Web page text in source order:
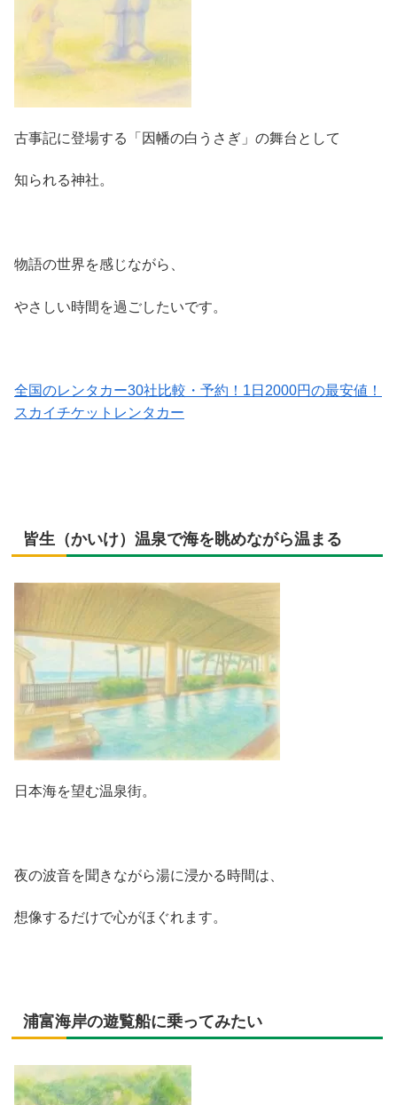
古事記に登場する「因幡の白うさぎ」の舞台として
知られる神社。
物語の世界を感じながら、
やさしい時間を過ごしたいです。
全国のレンタカー30社比較・予約！1日2000円の最安値！
スカイチケットレンタカー
皆生（かいけ）温泉で海を眺めながら温まる
日本海を望む温泉街。
夜の波音を聞きながら湯に浸かる時間は、
想像するだけで心がほぐれます。
浦富海岸の遊覧船に乗ってみたい